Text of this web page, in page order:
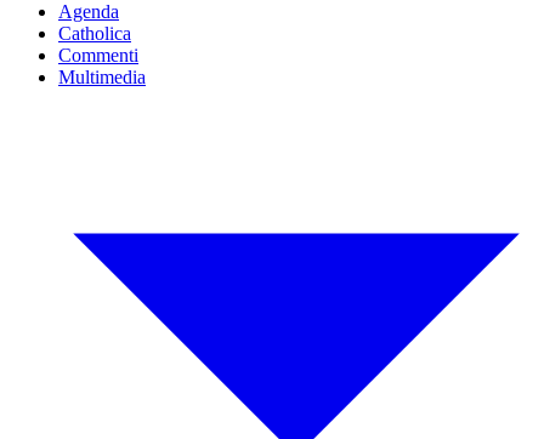
Agenda
Catholica
Commenti
Multimedia